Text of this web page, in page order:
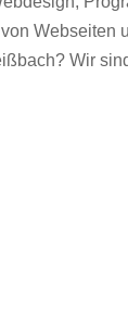
Webseiten
Wir